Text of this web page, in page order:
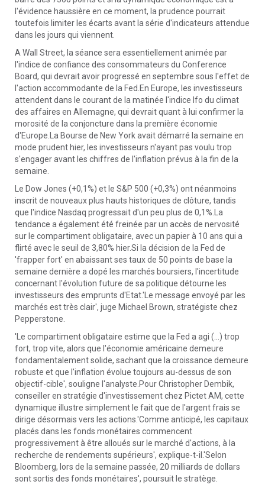
l'évidence haussière en ce moment, la prudence pourrait
toutefois limiter les écarts avant la série d'indicateurs attendue
dans les jours qui viennent.
A Wall Street, la séance sera essentiellement animée par
l'indice de confiance des consommateurs du Conference
Board, qui devrait avoir progressé en septembre sous l'effet de
l'action accommodante de la Fed.En Europe, les investisseurs
attendent dans le courant de la matinée l'indice Ifo du climat
des affaires en Allemagne, qui devrait quant à lui confirmer la
morosité de la conjoncture dans la première économie
d'Europe.La Bourse de New York avait démarré la semaine en
mode prudent hier, les investisseurs n'ayant pas voulu trop
s'engager avant les chiffres de l'inflation prévus à la fin de la
semaine.
Le Dow Jones (+0,1%) et le S&P 500 (+0,3%) ont néanmoins
inscrit de nouveaux plus hauts historiques de clôture, tandis
que l'indice Nasdaq progressait d'un peu plus de 0,1%.La
tendance a également été freinée par un accès de nervosité
sur le compartiment obligataire, avec un papier à 10 ans qui a
flirté avec le seuil de 3,80% hier.Si la décision de la Fed de
'frapper fort' en abaissant ses taux de 50 points de base la
semaine dernière a dopé les marchés boursiers, l'incertitude
concernant l'évolution future de sa politique détourne les
investisseurs des emprunts d'Etat.'Le message envoyé par les
marchés est très clair', juge Michael Brown, stratégiste chez
Pepperstone.
'Le compartiment obligataire estime que la Fed a agi (...) trop
fort, trop vite, alors que l'économie américaine demeure
fondamentalement solide, sachant que la croissance demeure
robuste et que l'inflation évolue toujours au-dessus de son
objectif-cible', souligne l'analyste.Pour Christopher Dembik,
conseiller en stratégie d'investissement chez Pictet AM, cette
dynamique illustre simplement le fait que de l'argent frais se
dirige désormais vers les actions.'Comme anticipé, les capitaux
placés dans les fonds monétaires commencent
progressivement à être alloués sur le marché d'actions, à la
recherche de rendements supérieurs', explique-t-il.'Selon
Bloomberg, lors de la semaine passée, 20 milliards de dollars
sont sortis des fonds monétaires', poursuit le stratège.